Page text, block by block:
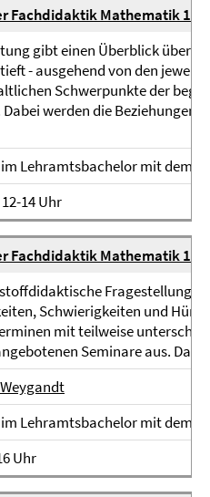
Fachdidaktik Mathematik 1
gibt einen Überblick über
- ausgehend von den
Schwerpunkte der
werden die Beziehungen
Lehramtsbachelor mit dem
14 Uhr
Fachdidaktik Mathematik 1
Schwierigkeiten und
mit teilweise
Seminare aus. Das
Lehramtsbachelor mit dem
Uhr